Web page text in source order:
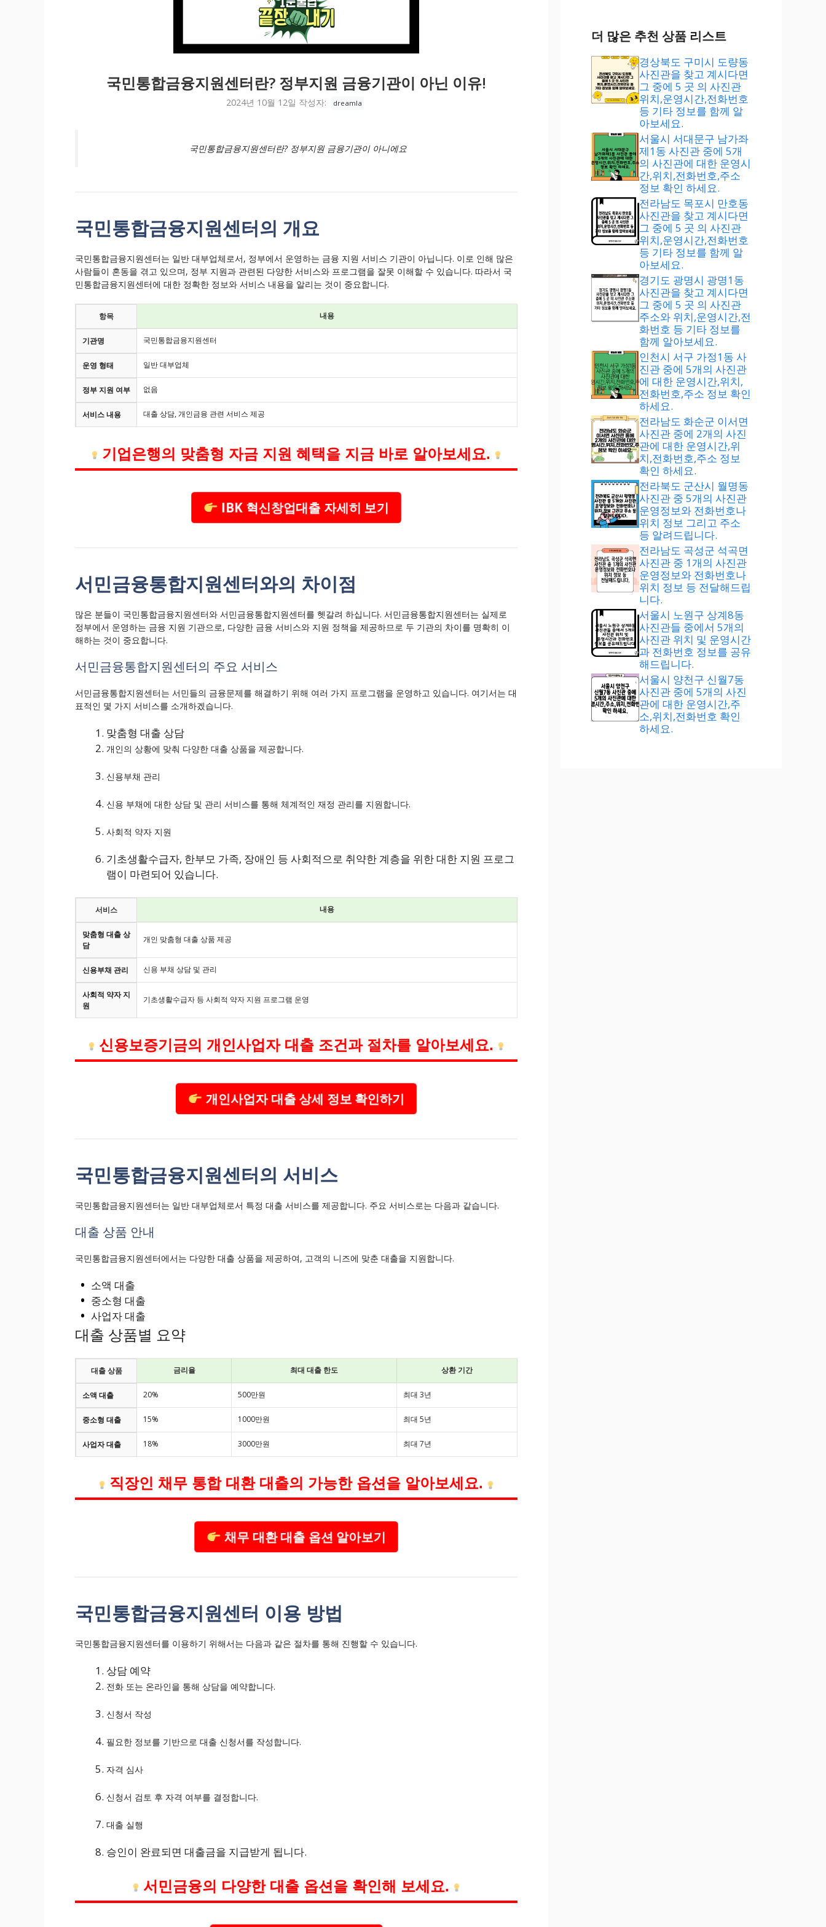
국민통합금융지원센터란? 정부지원 금융기관이 아닌 이유!
2024년 10월 12일 작성자: dreamla
국민통합금융지원센터란? 정부지원 금융기관이 아니에요
국민통합금융지원센터의 개요
국민통합금융지원센터는 일반 대부업체로서, 정부에서 운영하는 금융 지원 서비스 기관이 아닙니다. 이로 인해 많은
사람들이 혼동을 겪고 있으며, 정부 지원과 관련된 다양한 서비스와 프로그램을 잘못 이해할 수 있습니다. 따라서 국
민통합금융지원센터에 대한 정확한 정보와 서비스 내용을 알리는 것이 중요합니다.
항목 내용
기관명 국민통합금융지원센터
운영 형태 일반 대부업체
정부 지원 여부 없음
서비스 내용 대출 상담, 개인금융 관련 서비스 제공
기업은행의 맞춤형 자금 지원 혜택을 지금 바로 알아보세요.
IBK 혁신창업대출 자세히 보기
서민금융통합지원센터와의 차이점
많은 분들이 국민통합금융지원센터와 서민금융통합지원센터를 헷갈려 하십니다. 서민금융통합지원센터는 실제로
정부에서 운영하는 금융 지원 기관으로, 다양한 금융 서비스와 지원 정책을 제공하므로 두 기관의 차이를 명확히 이
해하는 것이 중요합니다.
서민금융통합지원센터의 주요 서비스
서민금융통합지원센터는 서민들의 금융문제를 해결하기 위해 여러 가지 프로그램을 운영하고 있습니다. 여기서는 대
표적인 몇 가지 서비스를 소개하겠습니다.
맞춤형 대출 상담
개인의 상황에 맞춰 다양한 대출 상품을 제공합니다.
신용부채 관리
신용 부채에 대한 상담 및 관리 서비스를 통해 체계적인 재정 관리를 지원합니다.
사회적 약자 지원
기초생활수급자, 한부모 가족, 장애인 등 사회적으로 취약한 계층을 위한 대한 지원 프로그
램이 마련되어 있습니다.
서비스 내용
맞춤형 대출 상
담
개인 맞춤형 대출 상품 제공
신용부채 관리 신용 부채 상담 및 관리
사회적 약자 지
원
기초생활수급자 등 사회적 약자 지원 프로그램 운영
신용보증기금의 개인사업자 대출 조건과 절차를 알아보세요.
개인사업자 대출 상세 정보 확인하기
국민통합금융지원센터의 서비스
국민통합금융지원센터는 일반 대부업체로서 특정 대출 서비스를 제공합니다. 주요 서비스로는 다음과 같습니다.
대출 상품 안내
국민통합금융지원센터에서는 다양한 대출 상품을 제공하여, 고객의 니즈에 맞춘 대출을 지원합니다.
소액 대출
중소형 대출
사업자 대출
대출 상품별 요약
대출 상품 금리율 최대 대출 한도 상환 기간
소액 대출 20% 500만원 최대 3년
중소형 대출 15% 1000만원 최대 5년
사업자 대출 18% 3000만원 최대 7년
직장인 채무 통합 대환 대출의 가능한 옵션을 알아보세요.
채무 대환 대출 옵션 알아보기
국민통합금융지원센터 이용 방법
국민통합금융지원센터를 이용하기 위해서는 다음과 같은 절차를 통해 진행할 수 있습니다.
상담 예약
전화 또는 온라인을 통해 상담을 예약합니다.
신청서 작성
필요한 정보를 기반으로 대출 신청서를 작성합니다.
자격 심사
신청서 검토 후 자격 여부를 결정합니다.
대출 실행
승인이 완료되면 대출금을 지급받게 됩니다.
서민금융의 다양한 대출 옵션을 확인해 보세요.
더 많은 추천 상품 리스트
경상북도 구미시 도량동
사진관을 찾고 계시다면
그 중에 5 곳 의 사진관
위치,운영시간,전화번호
등 기타 정보를 함께 알
아보세요.
서울시 서대문구 남가좌
제1동 사진관 중에 5개
의 사진관에 대한 운영시
간,위치,전화번호,주소
정보 확인 하세요.
전라남도 목포시 만호동
사진관을 찾고 계시다면
그 중에 5 곳 의 사진관
위치,운영시간,전화번호
등 기타 정보를 함께 알
아보세요.
경기도 광명시 광명1동
사진관을 찾고 계시다면
그 중에 5 곳 의 사진관
주소와 위치,운영시간,전
화번호 등 기타 정보를
함께 알아보세요.
인천시 서구 가정1동 사
진관 중에 5개의 사진관
에 대한 운영시간,위치,
전화번호,주소 정보 확인
하세요.
전라남도 화순군 이서면
사진관 중에 2개의 사진
관에 대한 운영시간,위
치,전화번호,주소 정보
확인 하세요.
전라북도 군산시 월명동
사진관 중 5개의 사진관
운영정보와 전화번호나
위치 정보 그리고 주소
등 알려드립니다.
전라남도 곡성군 석곡면
사진관 중 1개의 사진관
운영정보와 전화번호나
위치 정보 등 전달해드립
니다.
서울시 노원구 상계8동
사진관들 중에서 5개의
사진관 위치 및 운영시간
과 전화번호 정보를 공유
해드립니다.
서울시 양천구 신월7동
사진관 중에 5개의 사진
관에 대한 운영시간,주
소,위치,전화번호 확인
하세요.